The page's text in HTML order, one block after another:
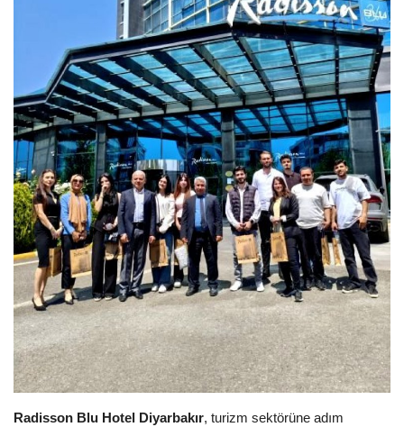
Sizlerden Gelenler
Yorumlar
Video Tanıtım
Köşe Yazarları
Galeri
Radisson Blu Hotel Diyarbakır, turizm sektörüne adım